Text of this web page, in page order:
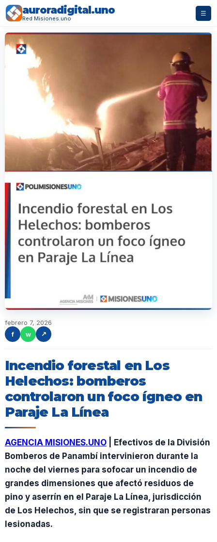
auroradigital.uno
Red Misiones.uno
☰
febrero 7, 2026
f
w ↗
Incendio forestal en Los
Helechos: bomberos
controlaron un foco ígneo en
Paraje La Línea
AGENCIA MISIONES.UNO | Efectivos de la División
Bomberos de Panambí intervinieron durante la
noche del viernes para sofocar un incendio de
grandes dimensiones que afectó residuos de
pino y aserrín en el Paraje La Línea, jurisdicción
de Los Helechos, sin que se registraran personas
lesionadas.